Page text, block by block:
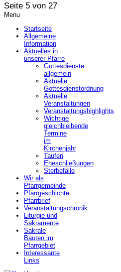
Seite 5 von 27
Menu
Startseite
Allgemeine
Information
Aktuelles in
unserer Pfarre
Gottesdienste
allgemein
Aktuelle
Gottesdienstordnung
Aktuelle
Veranstaltungen
Veranstaltungshighlights
Wichtige
gleichbleibende
Termine
im
Kirchenjahr
Taufen
Eheschließungen
Sterbefälle
Wir als
Pfarrgemeinde
Pfarrgeschichte
Pfarrbrief
Veranstaltungschronik
Liturgie und
Sakramente
Sakrale
Bauten im
Pfarrgebiet
Interessante
Links